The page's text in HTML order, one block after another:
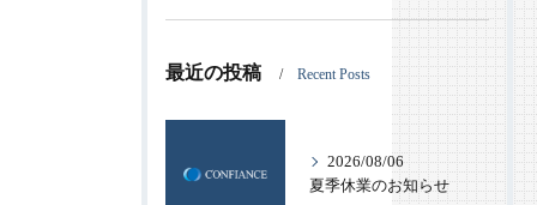
最近の投稿 Recent Posts
2026/08/06
夏季休業のお知らせ